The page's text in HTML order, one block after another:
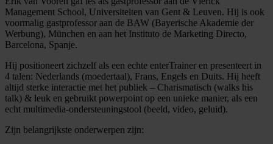
Management School, Universiteiten van Gent & Leuven. Hij is ook
voormalig gastprofessor aan de BAW (Bayerische Akademie der
Werbung), München en aan het Instituto de Marketing Directo,
Barcelona, Spanje.
Hij positioneert zichzelf als een echte enterTrainer en presenteert in
4 talen: Nederlands (moedertaal), Frans, Engels en Duits. Hij heeft
altijd sterke interactie met het publiek – Charismatisch (walks his
talk) & leuk en gebruikt powerpoint op een unieke manier, als een
echt multimedia-ondersteuningstool (beeld, video, geluid).
Zijn belangrijkste onderwerpen zijn: